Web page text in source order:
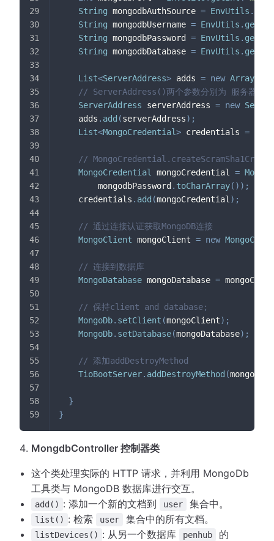
String mongodbAuthSource = EnvUtils .
String mongodbUsername = EnvUtils . get
String mongodbPassword = EnvUtils . get
String mongodbDatabase = EnvUtils . get
List<ServerAddress> adds = new ArrayList
// ServerAddress()两个参数分别为 服务器地
ServerAddress serverAddress = new
    adds
. add (serverAddress) ;
List<MongoCredential> credentials =
//
MongoCredential
mongoCredential =
        mongodbPassword
. toCharArray( ) ) ;
    credentials
. add (mongoCredential ) ;
// 通过连接认证获取MongoDB连接
MongoClient mongoClient = new
// 连接到数据库
MongoDatabase mongoDatabase =
// 保持client and database;
MongoDb. setClient (mongoClient) ;
MongoDb. setDatabase(mongoDatabase) ;
// 添加addDestroyMethod
TioBootServer. addDestroyMethod (
}
}
MongdbController 控制器类
这个类处理实际的 HTTP 请求，并利用 MongoDb
工具类与 MongoDB 数据库进行交互。
add() : 添加一个新的文档到 user 集合中。
list() : 检索 user 集合中的所有文档。
listDevices() : 从另一个数据库 penhub 的